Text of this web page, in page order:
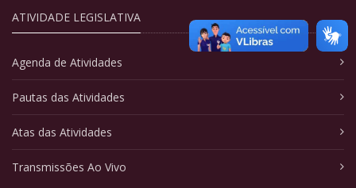
ATIVIDADE LEGISLATIVA
Agenda de Atividades
Pautas das Atividades
Atas das Atividades
Transmissões Ao Vivo